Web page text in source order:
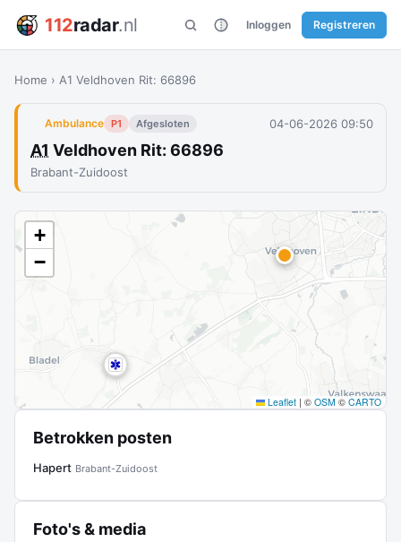
112radar.nl Inloggen Registreren
Home › A1 Veldhoven Rit: 66896
Ambulance P1 Afgesloten 04-06-2026 09:50
A1 Veldhoven Rit: 66896
Brabant-Zuidoost
+
−
Leaflet | © OSM © CARTO
Betrokken posten
Hapert Brabant-Zuidoost
Foto's & media